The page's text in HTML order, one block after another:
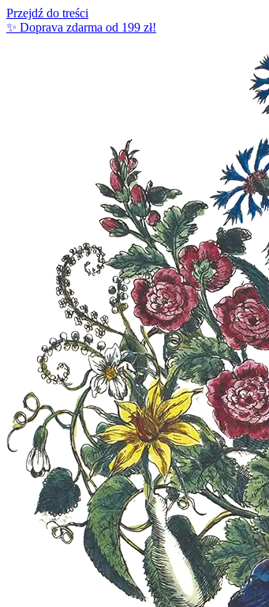
Przejdź do treści
✨ Doprava zdarma od 199 zł!